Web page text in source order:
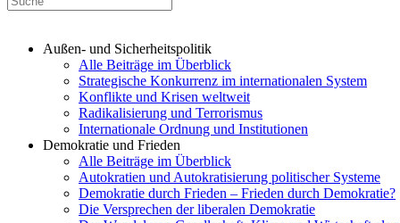
Außen- und Sicherheitspolitik
Alle Beiträge im Überblick
Strategische Konkurrenz im internationalen System
Konflikte und Krisen weltweit
Radikalisierung und Terrorismus
Internationale Ordnung und Institutionen
Demokratie und Frieden
Alle Beiträge im Überblick
Autokratien und Autokratisierung politischer Systeme
Demokratie durch Frieden – Frieden durch Demokratie?
Die Versprechen der liberalen Demokratie